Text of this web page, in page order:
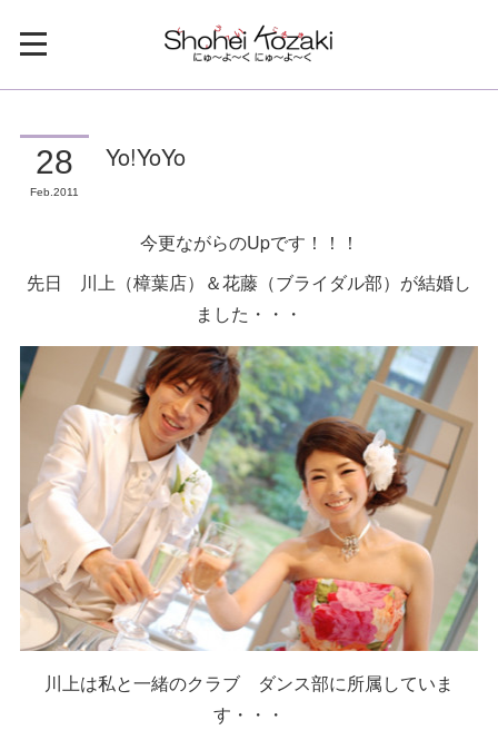
28
Feb 2011
Yo!YoYo
今更ながらのUpです！！！
先日 川上（樟葉店）＆花藤（ブライダル部）が結婚し
ました・・・
川上は私と一緒のクラブ ダンス部に所属していま
す・・・